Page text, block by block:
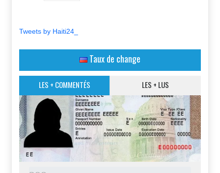
Tweets by Haiti24_
Taux de change
LES + COMMENTÉS LES + LUS